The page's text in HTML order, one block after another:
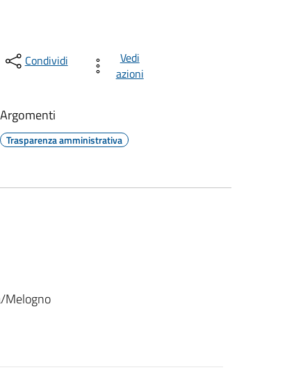
Condividi
Vedi
azioni
Argomenti
Trasparenza amministrativa
Melogno